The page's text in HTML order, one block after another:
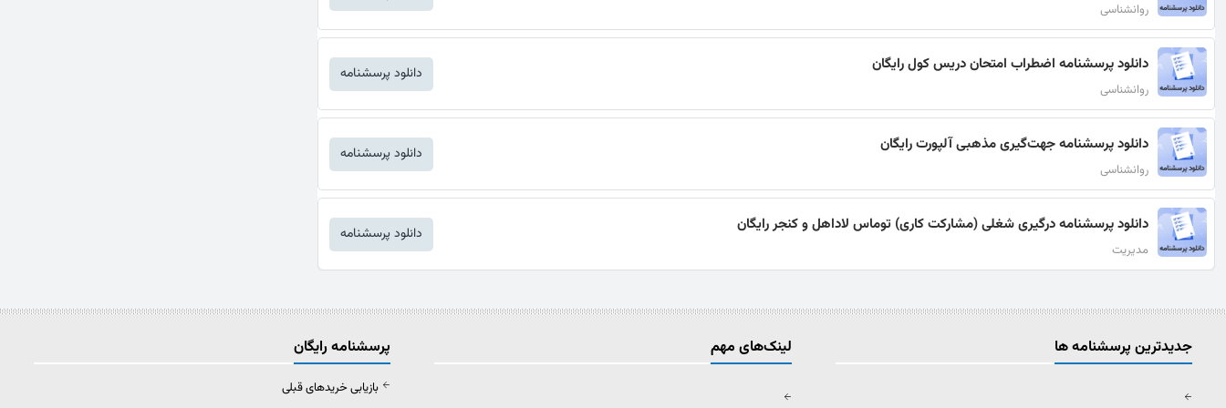
روانشناسی
دانلود پرسشنامه اضطراب امتحان دریس کول رایگان
روانشناسی
دانلود پرسشنامه
دانلود پرسشنامه جهت‌گیری مذهبی آلپورت رایگان
روانشناسی
دانلود پرسشنامه
دانلود پرسشنامه درگیری شغلی (مشاركت كاری) توماس لاداهل و كنجر رایگان
مدیریت
دانلود پرسشنامه
جدیدترین پرسشنامه ها لینک‌های مهم پرسشنامه رایگان
بازیابی خریدهای قبلی